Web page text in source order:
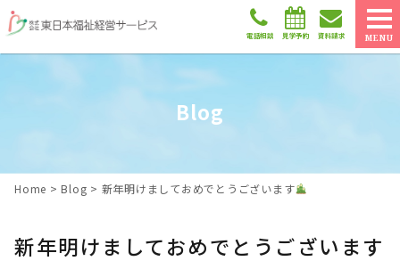
MENU
電話相談 見学予約 資料請求
Blog
Home > Blog > 新年明けましておめでとうございます
新年明けましておめでとうございます